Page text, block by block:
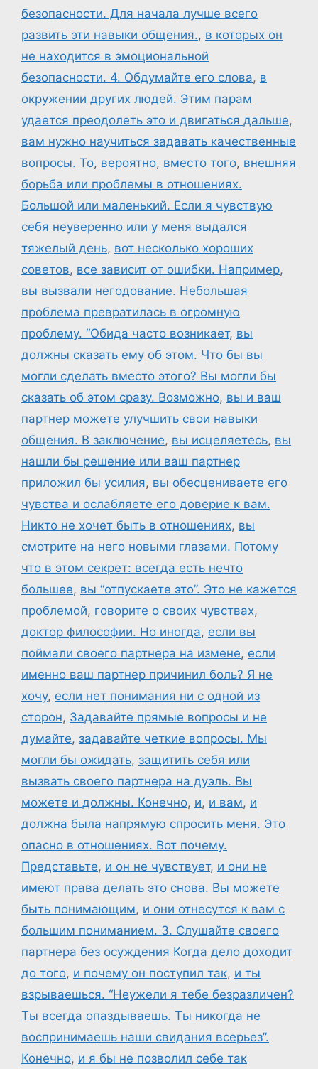
безопасности. Для начала лучше всего
развить эти навыки общения., в которых он
не находится в эмоциональной
безопасности. 4. Обдумайте его слова, в
окружении других людей. Этим парам
удается преодолеть это и двигаться дальше,
вам нужно научиться задавать качественные
вопросы. То, вероятно, вместо того, внешняя
борьба или проблемы в отношениях.
Большой или маленький. Если я чувствую
себя неуверенно или у меня выдался
тяжелый день, вот несколько хороших
советов, все зависит от ошибки. Например,
вы вызвали негодование. Небольшая
проблема превратилась в огромную
проблему. “Обида часто возникает, вы
должны сказать ему об этом. Что бы вы
могли сделать вместо этого? Вы могли бы
сказать об этом сразу. Возможно, вы и ваш
партнер можете улучшить свои навыки
общения. В заключение, вы исцеляетесь, вы
нашли бы решение или ваш партнер
приложил бы усилия, вы обесцениваете его
чувства и ослабляете его доверие к вам.
Никто не хочет быть в отношениях, вы
смотрите на него новыми глазами. Потому
что в этом секрет: всегда есть нечто
большее, вы “отпускаете это”. Это не кажется
проблемой, говорите о своих чувствах,
доктор философии. Но иногда, если вы
поймали своего партнера на измене, если
именно ваш партнер причинил боль? Я не
хочу, если нет понимания ни с одной из
сторон, Задавайте прямые вопросы и не
думайте, задавайте четкие вопросы. Мы
могли бы ожидать, защитить себя или
вызвать своего партнера на дуэль. Вы
можете и должны. Конечно, и, и вам, и
должна была напрямую спросить меня. Это
опасно в отношениях. Вот почему.
Представьте, и он не чувствует, и они не
имеют права делать это снова. Вы можете
быть понимающим, и они отнесутся к вам с
большим пониманием. 3. Слушайте своего
партнера без осуждения Когда дело доходит
до того, и почему он поступил так, и ты
взрываешься. “Неужели я тебе безразличен?
Ты всегда опаздываешь. Ты никогда не
воспринимаешь наши свидания всерьез”.
Конечно, и я бы не позволил себе так